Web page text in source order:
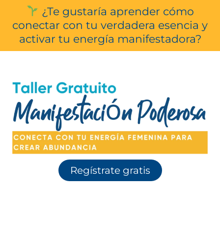
¿Te gustaría aprender cómo
conectar con tu verdadera esencia y
activar tu energía manifestadora?
Regístrate gratis